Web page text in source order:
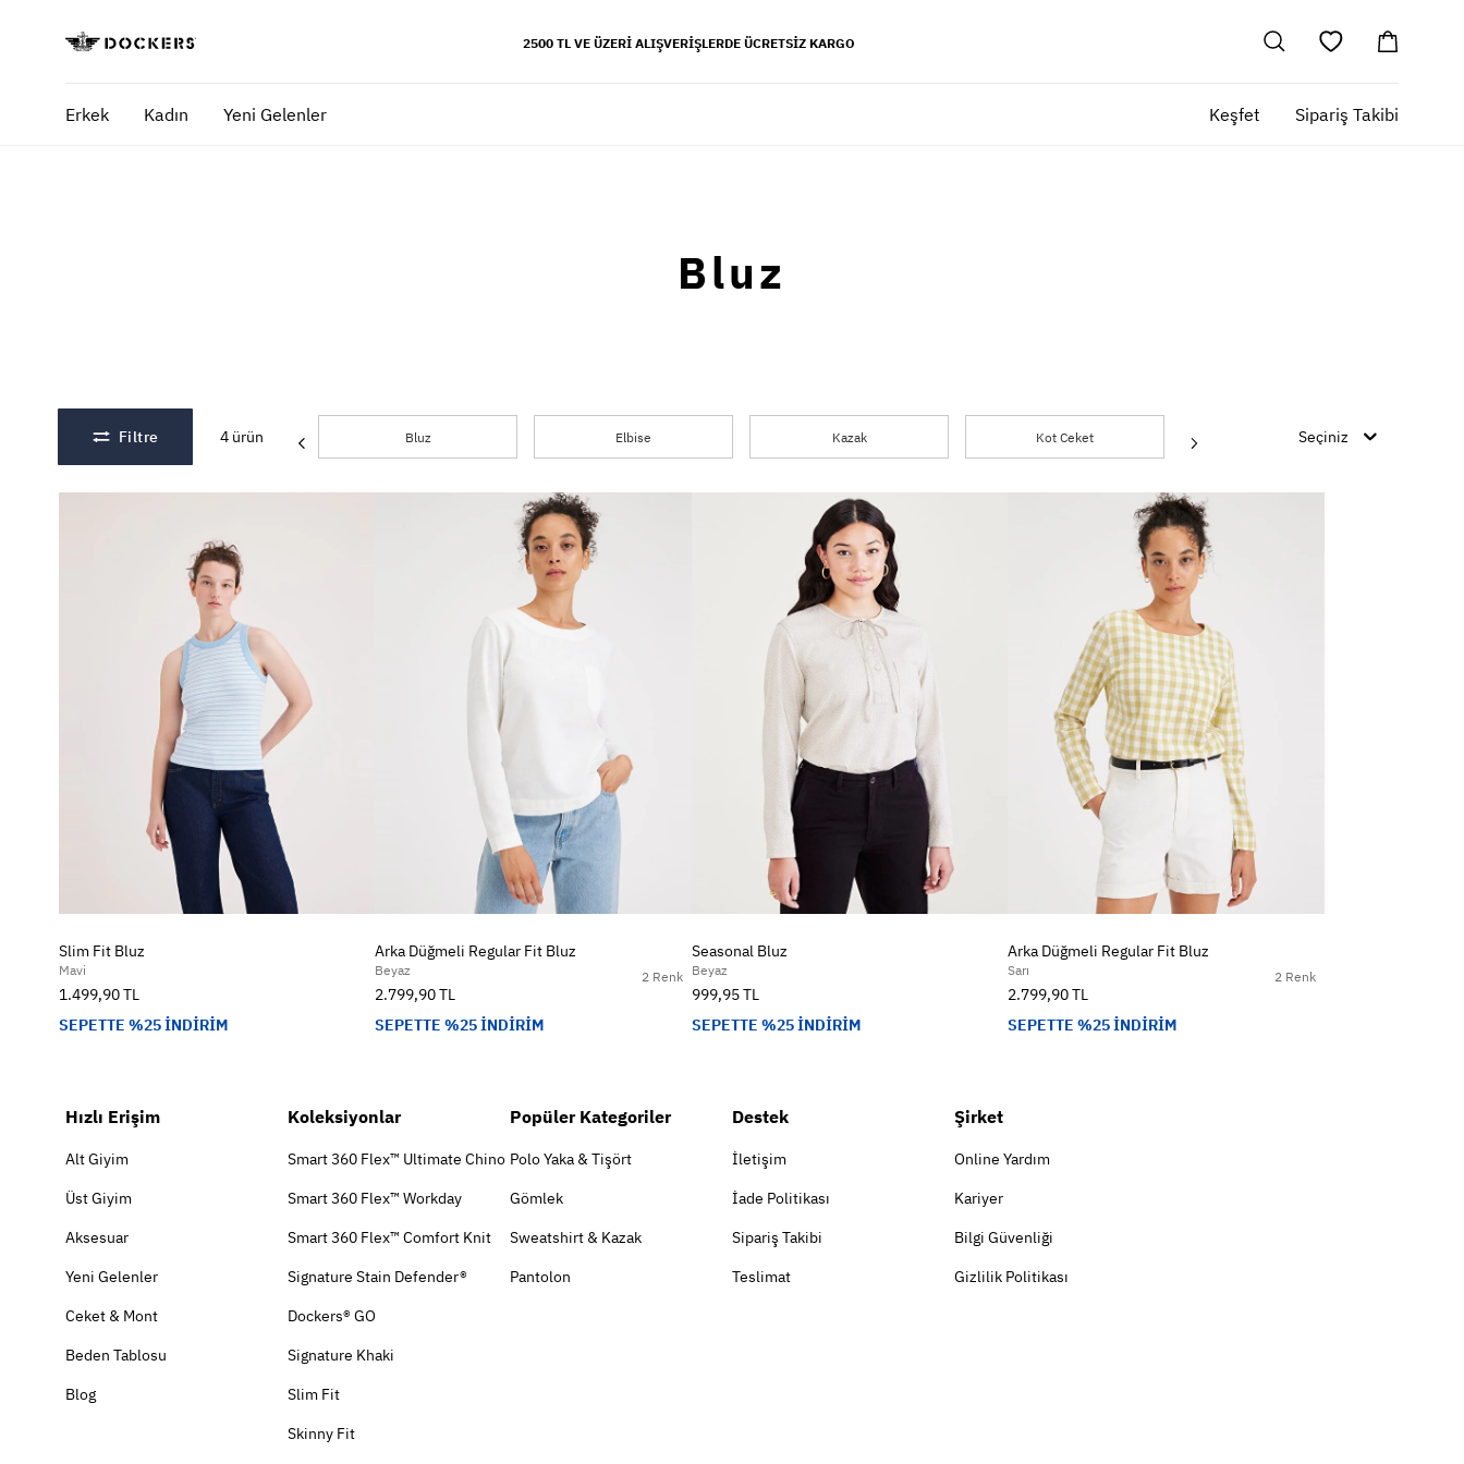
2500 TL VE ÜZERI ALIŞVERIŞLERDE ÜCRETSIZ KARGO
Erkek Kadın Yeni Gelenler Keşfet Sipariş Takibi
ona özel - kadın
Bluz
Filtre 4 ürün Bluz Elbise Kazak Kot Ceket Seçiniz
Slim Fit Bluz
Mavi
1.499,90 TL
SEPETTE %25 İNDİRİM
2 Renk
Arka Düğmeli Regular Fit Bluz
Beyaz
2.799,90 TL
SEPETTE %25 İNDİRİM
Seasonal Bluz
Beyaz
999,95 TL
SEPETTE %25 İNDİRİM
2 Renk
Arka Düğmeli Regular Fit Bluz
Sarı
2.799,90 TL
SEPETTE %25 İNDİRİM
Hızlı Erişim
Alt Giyim
Üst Giyim
Aksesuar
Yeni Gelenler
Ceket & Mont
Beden Tablosu
Blog
Koleksiyonlar
Smart 360 Flex™ Ultimate Chino
Smart 360 Flex™ Workday
Smart 360 Flex™ Comfort Knit
Signature Stain Defender®
Dockers® GO
Signature Khaki
Slim Fit
Skinny Fit
Popüler Kategoriler
Polo Yaka & Tişört
Gömlek
Sweatshirt & Kazak
Pantolon
Destek
İletişim
İade Politikası
Sipariş Takibi
Teslimat
Şirket
Online Yardım
Kariyer
Bilgi Güvenliği
Gizlilik Politikası